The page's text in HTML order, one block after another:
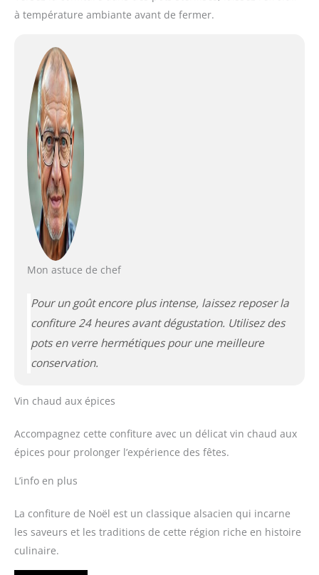
à température ambiante avant de fermer.
Mon astuce de chef
Pour un goût encore plus intense, laissez reposer la
confiture 24 heures avant dégustation. Utilisez des
pots en verre hermétiques pour une meilleure
conservation.
Vin chaud aux épices
Accompagnez cette confiture avec un délicat vin chaud aux
épices pour prolonger l’expérience des fêtes.
L’info en plus
La confiture de Noël est un classique alsacien qui incarne
les saveurs et les traditions de cette région riche en histoire
culinaire.